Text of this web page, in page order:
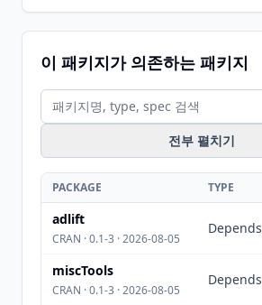
이 패키지가 의존하는 패키지
전부 펼치기
PACKAGE TYPE
adlift
CRAN · 0.1-3 · 2026-08-05
Depends
miscTools
CRAN · 0.1-3 · 2026-08-05
Depends